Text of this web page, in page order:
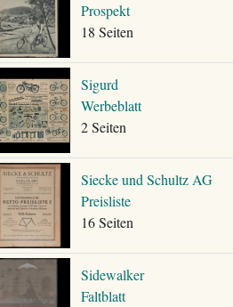
Prospekt
18 Seiten
Sigurd
Werbeblatt
2 Seiten
Siecke und Schultz AG
Preisliste
16 Seiten
Sidewalker
Faltblatt